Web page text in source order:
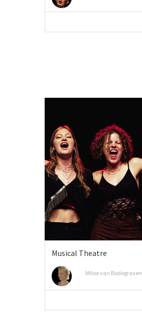
Musical Theatre
Miloe van Bodegraven